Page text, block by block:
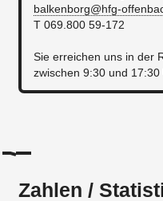
balkenborg@hfg-
T 069.800 59-172
Sie erreichen uns in der
zwischen 9:30 und 17:30
Zahlen /